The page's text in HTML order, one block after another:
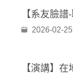
2026-02-25